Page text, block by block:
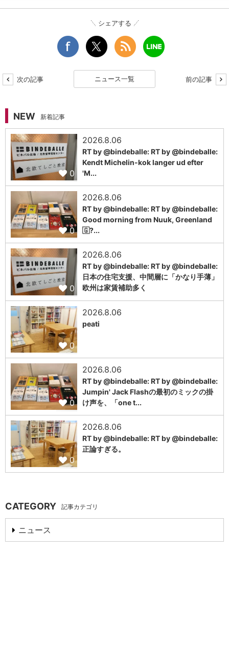
シェアする
次の記事 ニュース一覧 前の記事
NEW 新着記事
0
2026.8.06
RT by @bindeballe: RT by @bindeballe:
Kendt Michelin-kok langer ud efter
'M...
0
2026.8.06
RT by @bindeballe: RT by @bindeballe:
Good morning from Nuuk, Greenland
🇬?...
0
2026.8.06
RT by @bindeballe: RT by @bindeballe:
日本の住宅支援、中間層に「かなり手薄」
欧州は家賃補助多く
0
2026.8.06
peati
0
2026.8.06
RT by @bindeballe: RT by @bindeballe:
Jumpin' Jack Flashの最初のミックの掛
け声を、「one t...
0
2026.8.06
RT by @bindeballe: RT by @bindeballe:
正論すぎる。
CATEGORY 記事カテゴリ
ニュース